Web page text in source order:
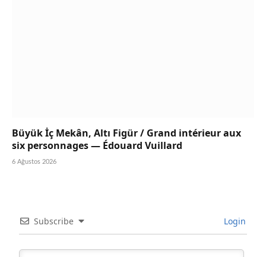
Büyük İç Mekân, Altı Figür / Grand intérieur aux
six personnages — Édouard Vuillard
6 Ağustos 2026
Subscribe Login